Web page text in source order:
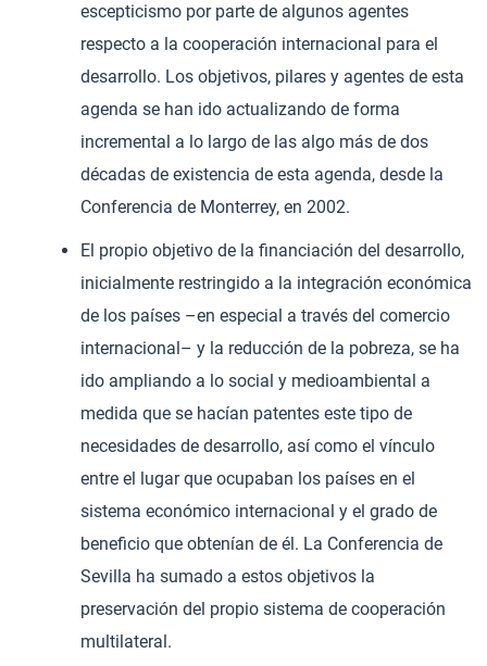
escepticismo por parte de algunos agentes
respecto a la cooperación internacional para el
desarrollo. Los objetivos, pilares y agentes de esta
agenda se han ido actualizando de forma
incremental a lo largo de las algo más de dos
décadas de existencia de esta agenda, desde la
Conferencia de Monterrey, en 2002.
El propio objetivo de la financiación del desarrollo,
inicialmente restringido a la integración económica
de los países –en especial a través del comercio
internacional– y la reducción de la pobreza, se ha
ido ampliando a lo social y medioambiental a
medida que se hacían patentes este tipo de
necesidades de desarrollo, así como el vínculo
entre el lugar que ocupaban los países en el
sistema económico internacional y el grado de
beneficio que obtenían de él. La Conferencia de
Sevilla ha sumado a estos objetivos la
preservación del propio sistema de cooperación
multilateral.